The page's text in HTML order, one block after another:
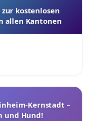
kostenlosen
allen Kantonen
Kernstadt –
und Hund!